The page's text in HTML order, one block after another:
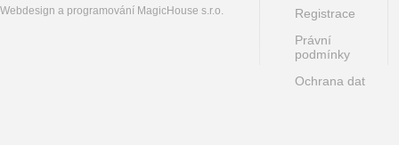
Webdesign a programování MagicHouse s.r.o.
Registrace
Právní
podmínky
Ochrana dat